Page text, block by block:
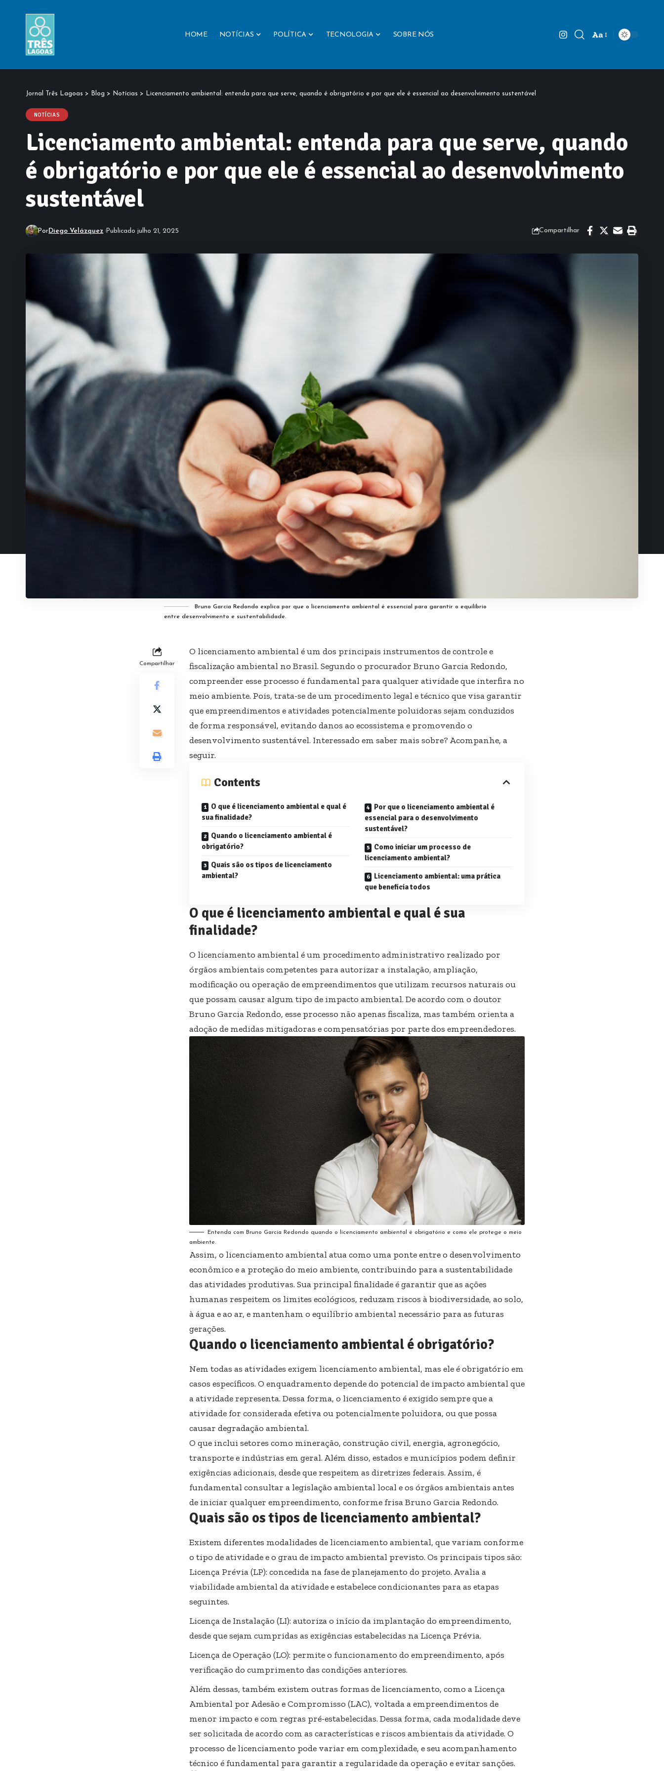
HOME NOTÍCIAS POLÍTICA TECNOLOGIA SOBRE NÓS
Font
Aa
Jornal Três Lagoas > Blog > Notícias > Licenciamento ambiental: entenda para que serve, quando é obrigatório e por que ele é essencial ao desenvolvimento sustentável
NOTÍCIAS
Licenciamento ambiental: entenda para que serve, quando
é obrigatório e por que ele é essencial ao desenvolvimento
sustentável
PorDiego Velázquez Publicado julho 21, 2025 Compartilhar
Bruno Garcia Redondo explica por que o licenciamento ambiental é essencial para garantir o equilíbrio
entre desenvolvimento e sustentabilidade.
Compartilhar
O licenciamento ambiental é um dos principais instrumentos de controle e
fiscalização ambiental no Brasil. Segundo o procurador Bruno Garcia Redondo,
compreender esse processo é fundamental para qualquer atividade que interfira no
meio ambiente. Pois, trata-se de um procedimento legal e técnico que visa garantir
que empreendimentos e atividades potencialmente poluidoras sejam conduzidos
de forma responsável, evitando danos ao ecossistema e promovendo o
desenvolvimento sustentável. Interessado em saber mais sobre? Acompanhe, a
seguir.
Contents
O que é licenciamento ambiental e qual é
sua finalidade?
Quando o licenciamento ambiental é
obrigatório?
Quais são os tipos de licenciamento
ambiental?
Por que o licenciamento ambiental é
essencial para o desenvolvimento
sustentável?
Como iniciar um processo de
licenciamento ambiental?
Licenciamento ambiental: uma prática
que beneficia todos
O que é licenciamento ambiental e qual é sua
finalidade?
O licenciamento ambiental é um procedimento administrativo realizado por
órgãos ambientais competentes para autorizar a instalação, ampliação,
modificação ou operação de empreendimentos que utilizam recursos naturais ou
que possam causar algum tipo de impacto ambiental. De acordo com o doutor
Bruno Garcia Redondo, esse processo não apenas fiscaliza, mas também orienta a
adoção de medidas mitigadoras e compensatórias por parte dos empreendedores.
Entenda com Bruno Garcia Redondo quando o licenciamento ambiental é obrigatório e como ele protege o meio
ambiente.
Assim, o licenciamento ambiental atua como uma ponte entre o desenvolvimento
econômico e a proteção do meio ambiente, contribuindo para a sustentabilidade
das atividades produtivas. Sua principal finalidade é garantir que as ações
humanas respeitem os limites ecológicos, reduzam riscos à biodiversidade, ao solo,
à água e ao ar, e mantenham o equilíbrio ambiental necessário para as futuras
gerações.
Quando o licenciamento ambiental é obrigatório?
Nem todas as atividades exigem licenciamento ambiental, mas ele é obrigatório em
casos específicos. O enquadramento depende do potencial de impacto ambiental que
a atividade representa. Dessa forma, o licenciamento é exigido sempre que a
atividade for considerada efetiva ou potencialmente poluidora, ou que possa
causar degradação ambiental.
O que inclui setores como mineração, construção civil, energia, agronegócio,
transporte e indústrias em geral. Além disso, estados e municípios podem definir
exigências adicionais, desde que respeitem as diretrizes federais. Assim, é
fundamental consultar a legislação ambiental local e os órgãos ambientais antes
de iniciar qualquer empreendimento, conforme frisa Bruno Garcia Redondo.
Quais são os tipos de licenciamento ambiental?
Existem diferentes modalidades de licenciamento ambiental, que variam conforme
o tipo de atividade e o grau de impacto ambiental previsto. Os principais tipos são:
Licença Prévia (LP): concedida na fase de planejamento do projeto. Avalia a
viabilidade ambiental da atividade e estabelece condicionantes para as etapas
seguintes.
Licença de Instalação (LI): autoriza o início da implantação do empreendimento,
desde que sejam cumpridas as exigências estabelecidas na Licença Prévia.
Licença de Operação (LO): permite o funcionamento do empreendimento, após
verificação do cumprimento das condições anteriores.
Além dessas, também existem outras formas de licenciamento, como a Licença
Ambiental por Adesão e Compromisso (LAC), voltada a empreendimentos de
menor impacto e com regras pré-estabelecidas. Dessa forma, cada modalidade deve
ser solicitada de acordo com as características e riscos ambientais da atividade. O
processo de licenciamento pode variar em complexidade, e seu acompanhamento
técnico é fundamental para garantir a regularidade da operação e evitar sanções.